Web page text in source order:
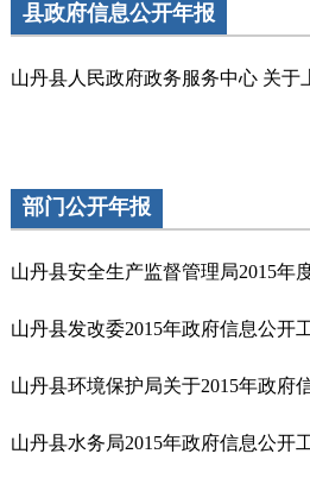
县政府信息公开年报
山丹县人民政府政务服务中心 关于
部门公开年报
山丹县安全生产监督管理局2015年
山丹县发改委2015年政府信息公开
山丹县环境保护局关于2015年政府
山丹县水务局2015年政府信息公开